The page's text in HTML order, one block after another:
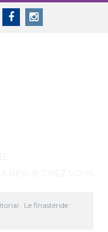
FacebookInstagram
: Le finastéride :